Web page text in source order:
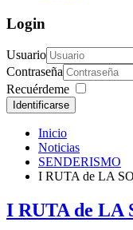
Login
Usuario
Contraseña
Recuérdeme
Identificarse
Inicio
Noticias
SENDERISMO
I RUTA de LA
I RUTA de LA